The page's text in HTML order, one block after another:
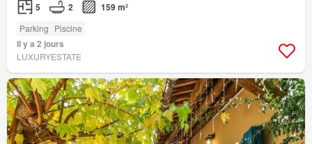
5 2 159 m²
Parking Piscine
Il y a 2 jours
LUXURYESTATE